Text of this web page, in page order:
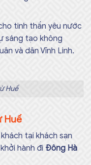
tinh thần yêu nước
sáng tạo không
và dân Vĩnh Linh.
Huế
Huế
tại khách sạn
hành đi Đông Hà